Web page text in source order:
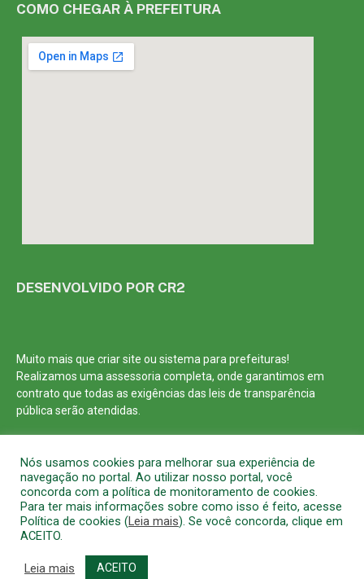
COMO CHEGAR À PREFEITURA
DESENVOLVIDO POR CR2
Muito mais que criar site ou sistema para prefeituras!
Realizamos uma assessoria completa, onde garantimos em
contrato que todas as exigências das leis de transparência
pública serão atendidas.
Todos os direitos reservados a Prefeitura Municipal de Barcarena
Acessar Área Administrativa
Nós usamos cookies para melhorar sua experiência de
navegação no portal. Ao utilizar nosso portal, você
concorda com a política de monitoramento de cookies.
Para ter mais informações sobre como isso é feito, acesse
Política de cookies (Leia mais). Se você concorda, clique em
ACEITO.
Leia mais ACEITO